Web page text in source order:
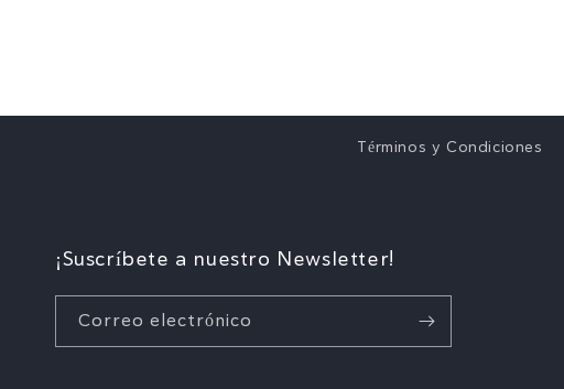
Términos y Condiciones
¡Suscríbete a nuestro Newsletter!
Correo electrónico